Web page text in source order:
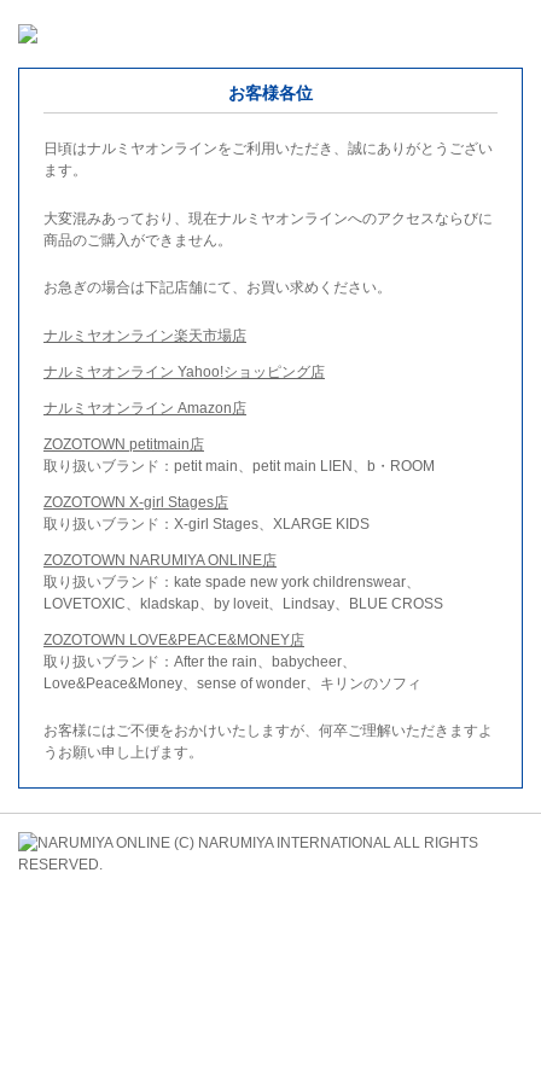
お客様各位
日頃はナルミヤオンラインをご利用いただき、誠にありがとうござい
ます。
大変混みあっており、現在ナルミヤオンラインへのアクセスならびに
商品のご購入ができません。
お急ぎの場合は下記店舗にて、お買い求めください。
ナルミヤオンライン楽天市場店
ナルミヤオンライン Yahoo!ショッピング店
ナルミヤオンライン Amazon店
ZOZOTOWN petitmain店
取り扱いブランド：petit main、petit main LIEN、b・ROOM
ZOZOTOWN X-girl Stages店
取り扱いブランド：X-girl Stages、XLARGE KIDS
ZOZOTOWN NARUMIYA ONLINE店
取り扱いブランド：kate spade new york childrenswear、
LOVETOXIC、kladskap、by loveit、Lindsay、BLUE CROSS
ZOZOTOWN LOVE&PEACE&MONEY店
取り扱いブランド：After the rain、babycheer、
Love&Peace&Money、sense of wonder、キリンのソフィ
お客様にはご不便をおかけいたしますが、何卒ご理解いただきますよ
うお願い申し上げます。